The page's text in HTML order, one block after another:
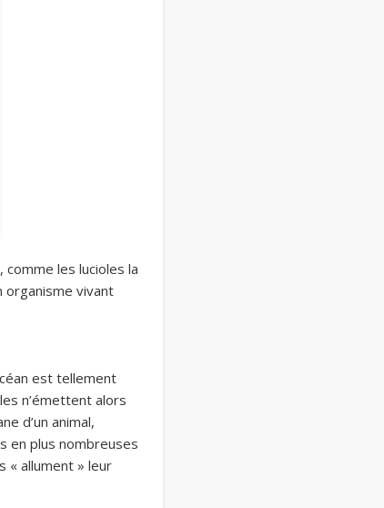
les lucioles la
organisme vivant
est tellement
n’émettent alors
d’un animal,
en plus nombreuses
« allument » leur